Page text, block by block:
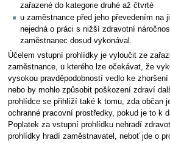
zařazené do kategorie druhé až čtvrté
u zaměstnance před jeho převedením na
nejedná o práci s nižší zdravotní
zaměstnanec dosud vykonával.
Účelem vstupní prohlídky je vyloučit ze
zaměstnance, u kterého lze očekávat, že
vysokou pravděpodobností vedlo ke
nebo by mohlo způsobit poškození zdraví
prohlídce se přihlíží také k tomu, zda občan
ochranné pracovní prostředky, pokud je to k
Poplatek za vstupní prohlídku nehradí
prohlídky hradí zaměstnavatel, neboť jde o